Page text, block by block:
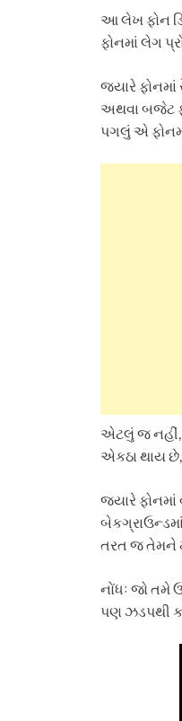
આ લેખ ફોન
ફોનમાં લેગ
જ્યારે ફોનમાં
અથવા બજેટ
પગલું એ
એટલું જ નહીં,
એકઠા થાય છે,
જ્યારે
તરત જ તેમને
નોંધઃ જો તમે
પણ ઝડપથી